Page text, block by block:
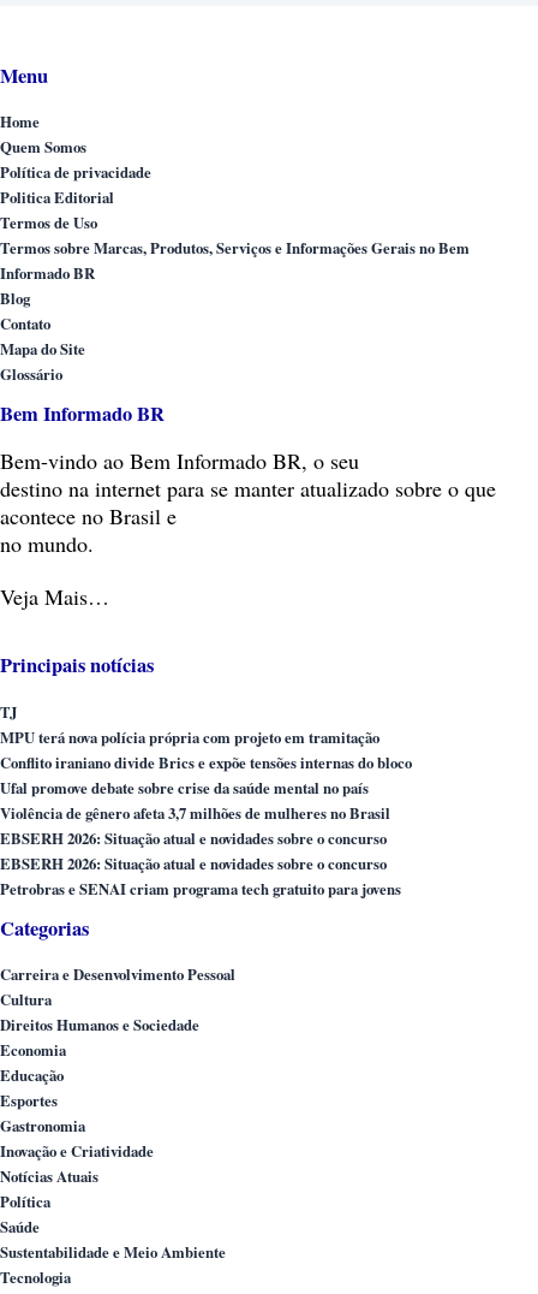
Menu
Home
Quem Somos
Política de privacidade
Politica Editorial
Termos de Uso
Termos sobre Marcas, Produtos, Serviços e Informações Gerais no Bem
Informado BR
Blog
Contato
Mapa do Site
Glossário
Bem Informado BR
Bem-vindo ao Bem Informado BR, o seu
destino na internet para se manter atualizado sobre o que
acontece no Brasil e
no mundo.
Veja Mais…
Principais notícias
TJ
MPU terá nova polícia própria com projeto em tramitação
Conflito iraniano divide Brics e expõe tensões internas do bloco
Ufal promove debate sobre crise da saúde mental no país
Violência de gênero afeta 3,7 milhões de mulheres no Brasil
EBSERH 2026: Situação atual e novidades sobre o concurso
EBSERH 2026: Situação atual e novidades sobre o concurso
Petrobras e SENAI criam programa tech gratuito para jovens
Categorias
Carreira e Desenvolvimento Pessoal
Cultura
Direitos Humanos e Sociedade
Economia
Educação
Esportes
Gastronomia
Inovação e Criatividade
Notícias Atuais
Política
Saúde
Sustentabilidade e Meio Ambiente
Tecnologia